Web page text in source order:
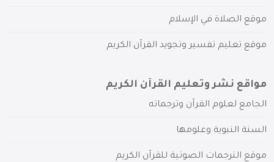
موقع الصلاة في الإسلام
موقع تعليم تفسير وتجويد القرآن الكريم
مواقع نشر وتعليم القرآن الكريم
الجامع لعلوم القرآن وترجماته
السنة النبوية وعلومها
موقع الترجمات الصوتية للقرآن الكريم